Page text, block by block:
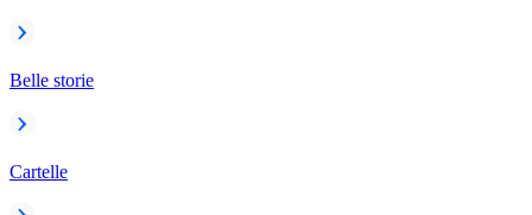
Belle storie
Cartelle